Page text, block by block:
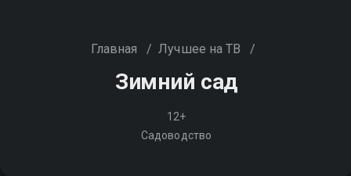
Главная / Лучшее на ТВ /
Зимний сад
12+
Садоводство